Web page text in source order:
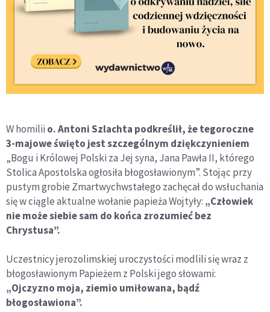
W homilii o. Antoni Szlachta podkreślił, że tegoroczne
3-majowe święto jest szczególnym dziękczynieniem
„Bogu i Królowej Polski za Jej syna, Jana Pawła II, którego
Stolica Apostolska ogłosiła błogosławionym”. Stojąc przy
pustym grobie Zmartwychwstałego zachęcał do wsłuchania
się w ciągle aktualne wołanie papieża Wojtyły: „Człowiek
nie może siebie sam do końca zrozumieć bez
Chrystusa”.
Uczestnicy jerozolimskiej uroczystości modlili się wraz z
błogosławionym Papieżem z Polski jego słowami:
„Ojczyzno moja, ziemio umiłowana, bądź
błogosławiona”.